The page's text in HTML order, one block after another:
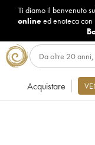
Ti diamo il benvenuto
onlineed enoteca
Acquistare